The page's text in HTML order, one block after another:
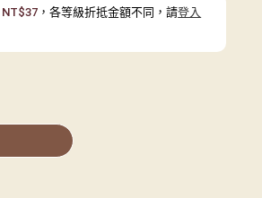
NT$37 ，各等級折抵金額不同，請登入